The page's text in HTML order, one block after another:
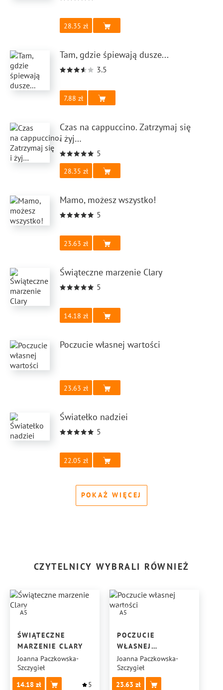
28.35
Tam, gdzie śpiewają dusze...
3.5
7.88
Czas na cappuccino. Zatrzymaj się
i żyj…
5
28.35
Mamo, możesz wszystko!
5
23.63
Świąteczne marzenie Clary
5
14.18
Poczucie własnej wartości
23.63
Światełko nadziei
5
22.05
POKAŻ WIĘCEJ
CZYTELNICY WYBRALI RÓWNIEŻ
A5
ŚWIĄTECZNE
MARZENIE CLARY
Joanna Paczkowska-
Szczygieł
14.18
5
A5
POCZUCIE
WŁASNEJ
WARTOŚCI
Joanna Paczkowska-
Szczygieł
23.63